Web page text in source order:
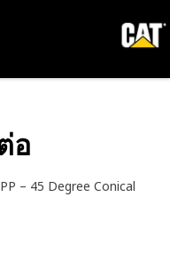
อ
– 45 Degree Conical